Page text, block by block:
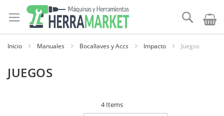
al
contenido
Buscar
Inicio Manuales Bocallaves y Accs Impacto Juegos
JUEGOS
4Items